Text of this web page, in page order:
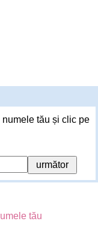
tău și clic pe
tău